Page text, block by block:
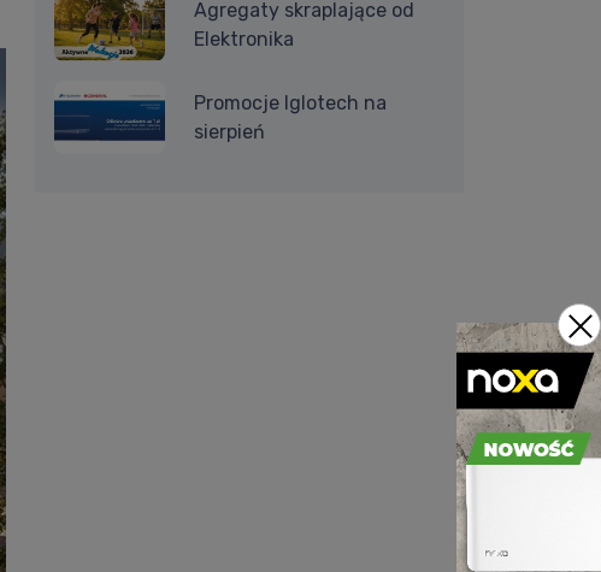
Agregaty skraplające od
Elektronika
Promocje Iglotech na
sierpień